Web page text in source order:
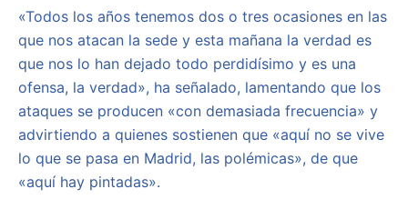
«Todos los años tenemos dos o tres ocasiones en las
que nos atacan la sede y esta mañana la verdad es
que nos lo han dejado todo perdidísimo y es una
ofensa, la verdad», ha señalado, lamentando que los
ataques se producen «con demasiada frecuencia» y
advirtiendo a quienes sostienen que «aquí no se vive
lo que se pasa en Madrid, las polémicas», de que
«aquí hay pintadas».